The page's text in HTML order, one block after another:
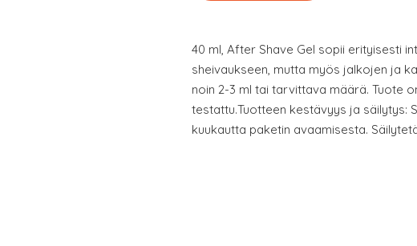
40 ml, After Shave Gel sopii erityisesti
sheivaukseen, mutta myös jalkojen ja
noin 2-3 ml tai tarvittava määrä. Tuote
testattu.Tuotteen kestävyys ja säilytys:
kuukautta paketin avaamisesta.